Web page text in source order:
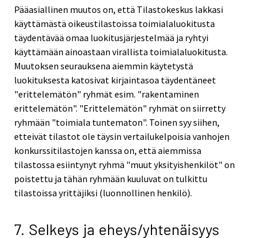
Pääasiallinen muutos on, että Tilastokeskus lakkasi
käyttämästä oikeustilastoissa toimialaluokitusta
täydentävää omaa luokitusjärjestelmää ja ryhtyi
käyttämään ainoastaan virallista toimialaluokitusta.
Muutoksen seurauksena aiemmin käytetystä
luokituksesta katosivat kirjaintasoa täydentäneet
"erittelemätön" ryhmät esim. "rakentaminen
erittelemätön". "Erittelemätön" ryhmät on siirretty
ryhmään "toimiala tuntematon". Toinen syy siihen,
etteivät tilastot ole täysin vertailukelpoisia vanhojen
konkurssitilastojen kanssa on, että aiemmissa
tilastossa esiintynyt ryhmä "muut yksityishenkilöt" on
poistettu ja tähän ryhmään kuuluvat on tulkittu
tilastoissa yrittäjiksi (luonnollinen henkilö).
7. Selkeys ja eheys/yhtenäisyys